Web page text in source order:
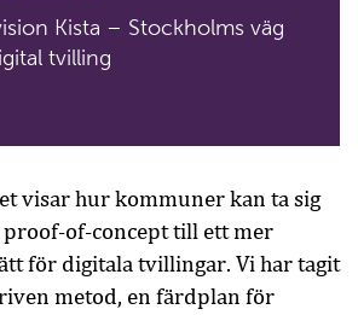
Kista – Stockholms väg
tvilling
visar hur kommuner kan ta sig
of-concept till ett mer
för digitala tvillingar. Vi har tagit
metod, en färdplan för